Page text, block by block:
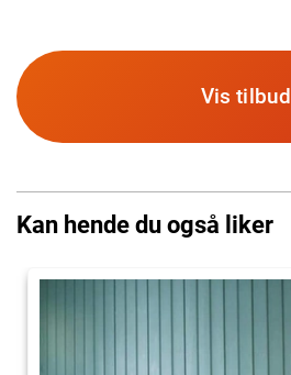
Vis tilbud
Kan hende du også liker